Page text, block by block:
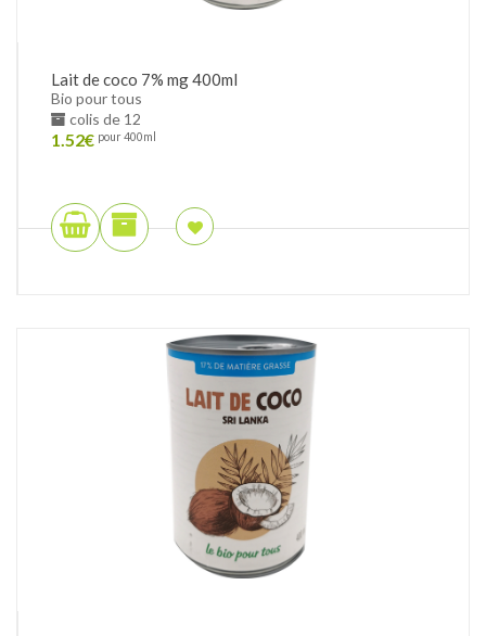
Lait de coco 7% mg 400ml
Bio pour tous
colis de 12
1.52€ pour 400ml